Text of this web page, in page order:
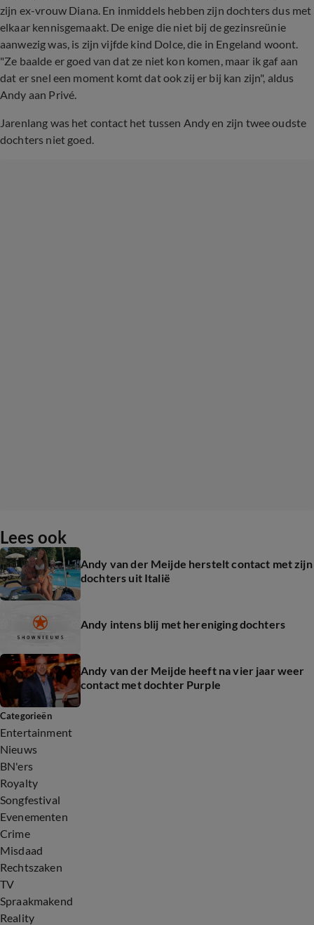
zijn ex-vrouw Diana. En inmiddels hebben zijn dochters dus met
elkaar kennisgemaakt. De enige die niet bij de gezinsreünie
aanwezig was, is zijn vijfde kind Dolce, die in Engeland woont.
"Ze baalde er goed van dat ze niet kon komen, maar ik gaf aan
dat er snel een moment komt dat ook zij er bij kan zijn", aldus
Andy aan Privé.
Jarenlang was het contact het tussen Andy en zijn twee oudste
dochters niet goed.
Lees ook
Andy van der Meijde herstelt contact met zijn
dochters uit Italië
Andy intens blij met hereniging dochters
Andy van der Meijde heeft na vier jaar weer
contact met dochter Purple
Categorieën
Entertainment
Nieuws
BN'ers
Royalty
Songfestival
Evenementen
Crime
Misdaad
Rechtszaken
TV
Spraakmakend
Reality